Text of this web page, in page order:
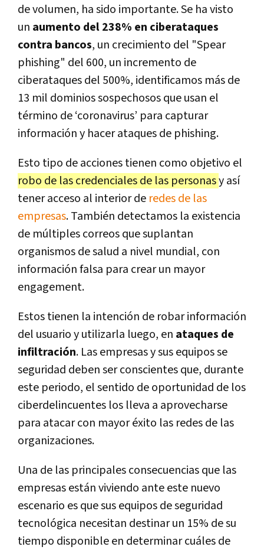
de volumen, ha sido importante. Se ha visto
un aumento del 238% en ciberataques
contra bancos, un crecimiento del "Spear
phishing" del 600, un incremento de
ciberataques del 500%, identificamos más de
13 mil dominios sospechosos que usan el
término de ‘coronavirus’ para capturar
información y hacer ataques de phishing.
Esto tipo de acciones tienen como objetivo el
robo de las credenciales de las personasy así
tener acceso al interior de redes de las
empresas. También detectamos la existencia
de múltiples correos que suplantan
organismos de salud a nivel mundial, con
información falsa para crear un mayor
engagement.
Estos tienen la intención de robar información
del usuario y utilizarla luego, en ataques de
infiltración. Las empresas y sus equipos se
seguridad deben ser conscientes que, durante
este periodo, el sentido de oportunidad de los
ciberdelincuentes los lleva a aprovecharse
para atacar con mayor éxito las redes de las
organizaciones.
Una de las principales consecuencias que las
empresas están viviendo ante este nuevo
escenario es que sus equipos de seguridad
tecnológica necesitan destinar un 15% de su
tiempo disponible en determinar cuáles de